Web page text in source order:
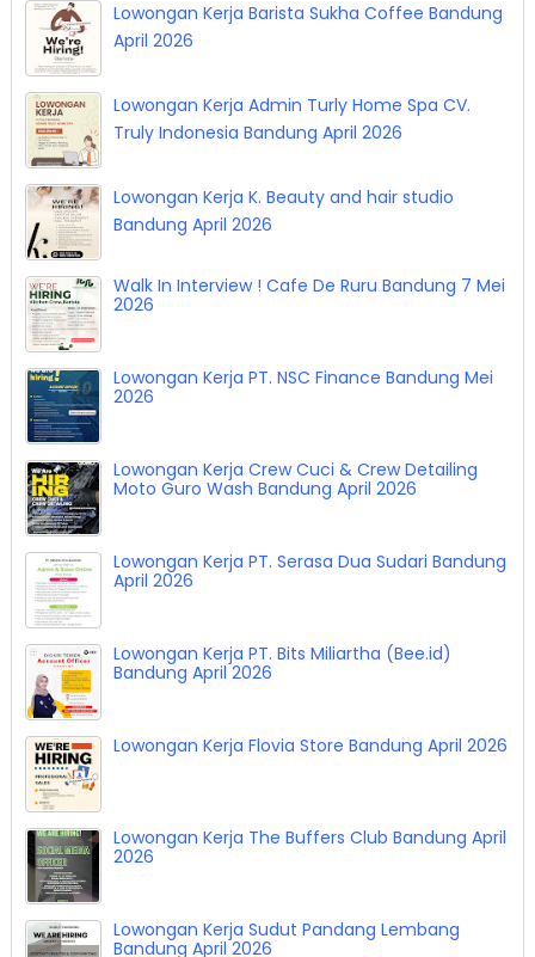
Job Fair Career Utama Bandung 14 - 15 April
2026
Lowongan Kerja Barista Sukha Coffee Bandung
April 2026
Lowongan Kerja Admin Turly Home Spa CV.
Truly Indonesia Bandung April 2026
Lowongan Kerja K. Beauty and hair studio
Bandung April 2026
Walk In Interview ! Cafe De Ruru Bandung 7 Mei
2026
Lowongan Kerja PT. NSC Finance Bandung Mei
2026
Lowongan Kerja Crew Cuci & Crew Detailing
Moto Guro Wash Bandung April 2026
Lowongan Kerja PT. Serasa Dua Sudari Bandung
April 2026
Lowongan Kerja PT. Bits Miliartha (Bee.id)
Lowongan Kerja Flovia Store Bandung April 2026
Lowongan Kerja The Buffers Club Bandung April
2026